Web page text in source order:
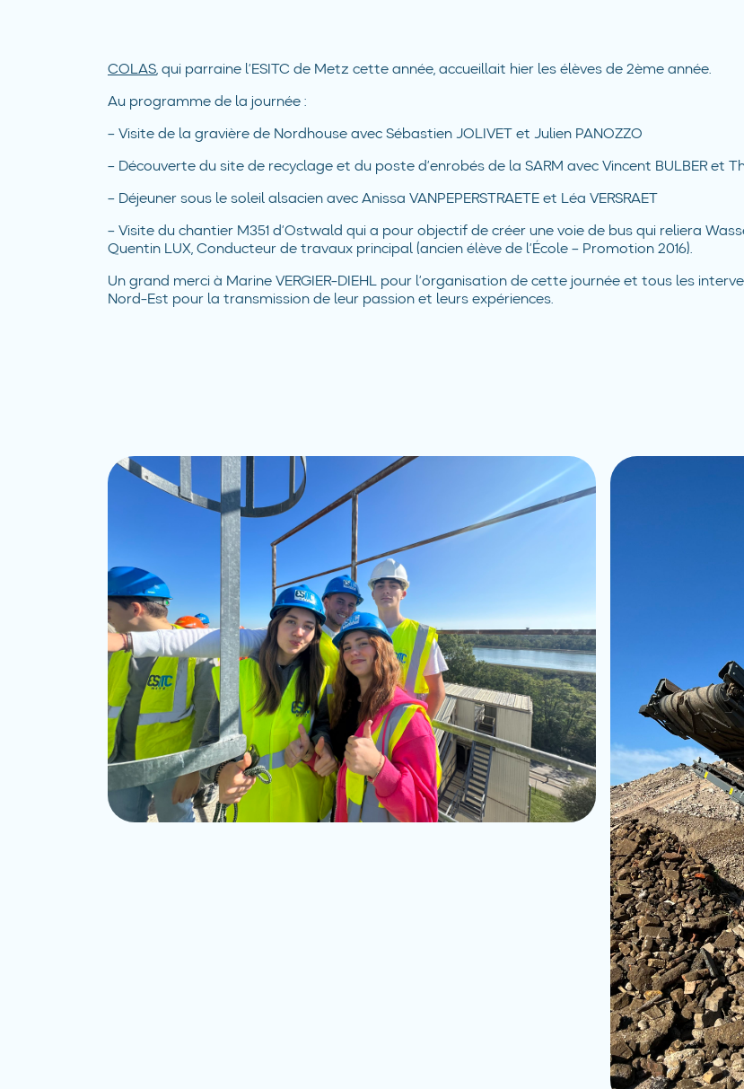
COLAS, qui parraine l’ESITC de Metz cette année, accueillait hier les élèves de 2ème année.
Au programme de la journée :
– Visite de la gravière de Nordhouse avec Sébastien JOLIVET et Julien PANOZZO
– Découverte du site de recyclage et du poste d’enrobés de la SARM avec Vincent BULBER et
– Déjeuner sous le soleil alsacien avec Anissa VANPEPERSTRAETE et Léa VERSRAET️
– Visite du chantier M351 d’Ostwald qui a pour objectif de créer une voie de bus qui reliera
Quentin LUX, Conducteur de travaux principal (ancien élève de l’École – Promotion 2016).
Un grand merci à Marine VERGIER-DIEHL pour l’organisation de cette journée et tous les
Nord-Est pour la transmission de leur passion et leurs expériences.